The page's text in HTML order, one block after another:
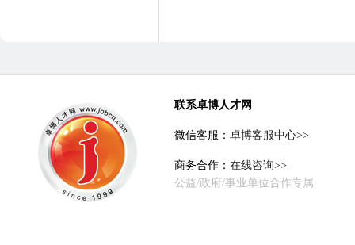
联系卓博人才网
微信客服： 卓博客服中心>>
商务合作： 在线咨询>>
公益/政府/事业单位合作专属